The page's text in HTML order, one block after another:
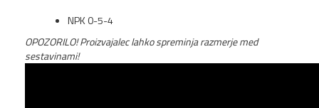
NPK 0-5-4
OPOZORILO! Proizvajalec lahko spreminja razmerje med
sestavinami!